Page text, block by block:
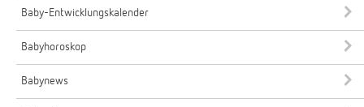
Baby-Entwicklungskalender
Babyhoroskop
Babynews